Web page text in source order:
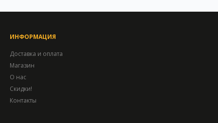
ИНФОРМАЦИЯ
Доставка и оплата
Магазин
О нас
Скидки!
Контакты